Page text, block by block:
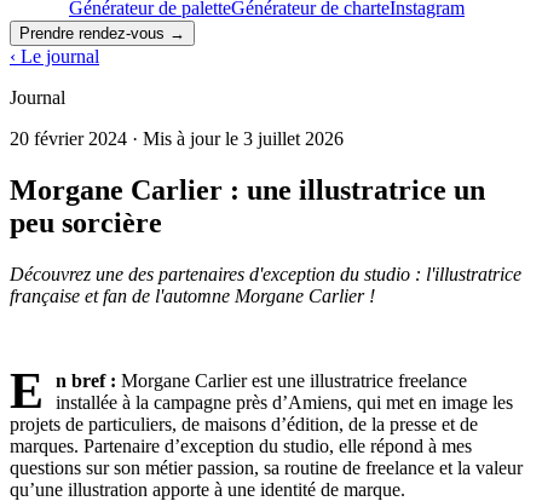
Générateur de paletteGénérateur de charteInstagram
Prendre rendez-vous →
‹ Le journal
Journal
20 février 2024 · Mis à jour le 3 juillet 2026
Morgane Carlier : une illustratrice un
peu sorcière
Découvrez une des partenaires d'exception du studio : l'illustratrice
française et fan de l'automne Morgane Carlier !
E n bref : Morgane Carlier est une illustratrice freelance
installée à la campagne près d’Amiens, qui met en image les
projets de particuliers, de maisons d’édition, de la presse et de
marques. Partenaire d’exception du studio, elle répond à mes
questions sur son métier passion, sa routine de freelance et la valeur
qu’une illustration apporte à une identité de marque.